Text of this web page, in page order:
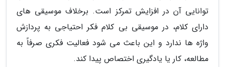
توانایی آن در افزایش تمرکز است. برخلاف موسیقی های
دارای کلام، در موسیقی بی کلام فکر احتیاجی به پردازش
واژه ها ندارد و این باعث می شود فعالیت فکری صرفاً به
مطالعه، کار یا یادگیری اختصاص پیدا کند.